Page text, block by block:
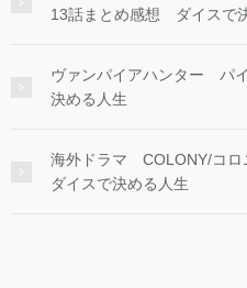
13話まとめ感想 ダイスで
ヴァンパイアハンター パ
決める人生
海外ドラマ COLONY/コロ
ダイスで決める人生